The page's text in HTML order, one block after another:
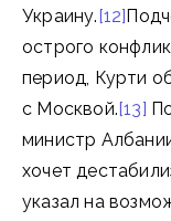
Украину.[12]
острого
период, Курти
с Москвой.[13]
министр
хочет
указал на